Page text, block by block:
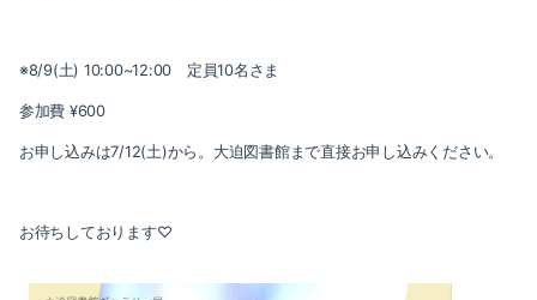
※8/9(土) 10:00~12:00 定員10名さま
参加費 ¥600
お申し込みは7/12(土)から。大迫図書館まで直接お申し込みください。
お待ちしております♡